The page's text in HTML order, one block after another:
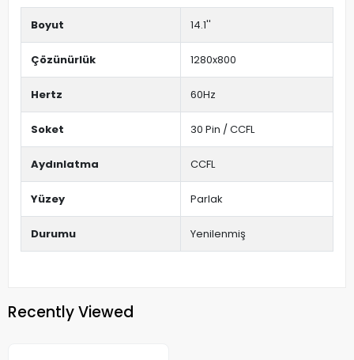
Boyut 14.1''
Çözünürlük 1280x800
Hertz 60Hz
Soket 30 Pin / CCFL
Aydınlatma CCFL
Yüzey Parlak
Durumu Yenilenmiş
Recently Viewed